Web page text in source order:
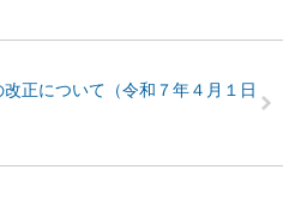
正について（令和７年４月１日